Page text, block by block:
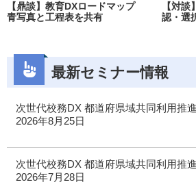
【鼎談】教育DXロードマップ
青写真と工程表を共有
【対
認・選
最新セミナー情報
次世代校務DX 都道府県域共同利用推
2026年8月25日
次世代校務DX 都道府県域共同利用推
2026年7月28日